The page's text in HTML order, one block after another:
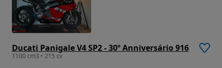
Ducati Panigale V4 SP2 - 30º Anniversário 916
1100 cm3 • 215 cv